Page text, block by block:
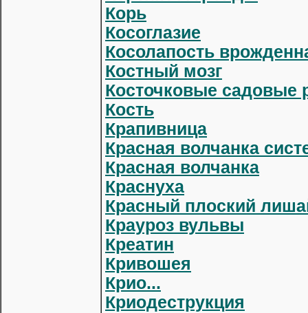
Корь
Косоглазие
Косолапость
Костный мозг
Косточковые садовые
Кость
Крапивница
Красная волчанка
Красная волчанка
Краснуха
Красный плоский
Крауроз вульвы
Креатин
Кривошея
Крио...
Криодеструкция